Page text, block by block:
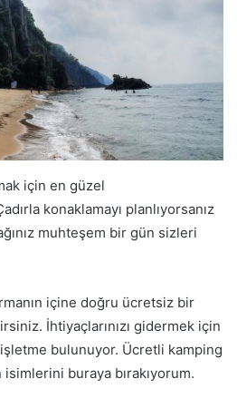
için en güzel
konaklamayı planlıyorsanız
muhteşem bir gün sizleri
içine doğru ücretsiz bir
İhtiyaçlarınızı gidermek için
bulunuyor. Ücretli kamping
buraya bırakıyorum.